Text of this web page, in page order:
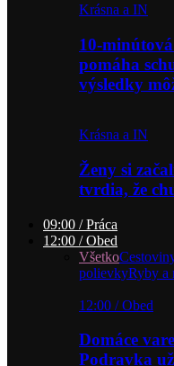
Krásna a IN
10-
pomáha
výsledky
Krásna a IN
Ženy si
tvrdia, že
09:00 / Práca
12:00 / Obed
Všetko
polievkyRyby a
12:00 / Obed
Domáce
Podravka